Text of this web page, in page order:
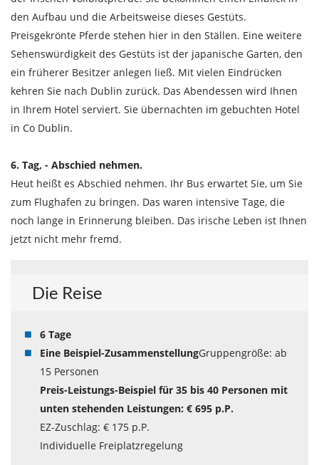
den Aufbau und die Arbeitsweise dieses Gestüts.
Preisgekrönte Pferde stehen hier in den Ställen. Eine weitere
Sehenswürdigkeit des Gestüts ist der japanische Garten, den
ein früherer Besitzer anlegen ließ. Mit vielen Eindrücken
kehren Sie nach Dublin zurück. Das Abendessen wird Ihnen
in Ihrem Hotel serviert. Sie übernachten im gebuchten Hotel
in Co Dublin.
6. Tag, - Abschied nehmen.
Heut heißt es Abschied nehmen. Ihr Bus erwartet Sie, um Sie
zum Flughafen zu bringen. Das waren intensive Tage, die
noch lange in Erinnerung bleiben. Das irische Leben ist Ihnen
jetzt nicht mehr fremd.
Die Reise
6 Tage
Eine Beispiel-ZusammenstellungGruppengröße: ab
15 Personen
Preis-Leistungs-Beispiel für 35 bis 40 Personen mit
unten stehenden Leistungen: € 695 p.P.
EZ-Zuschlag: € 175 p.P.
Individuelle Freiplatzregelung